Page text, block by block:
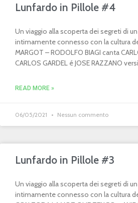
Lunfardo in Pillole #4
Un viaggio alla scoperta dei segreti di
intimamente connesso con la cultura
MARGOT – RODOLFO BIAGI canta
CARLOS GARDEL é JOSE RAZZANO
READ MORE »
06/05/2021 Nessun commento
Lunfardo in Pillole #3
Un viaggio alla scoperta dei segreti di
intimamente connesso con la cultura